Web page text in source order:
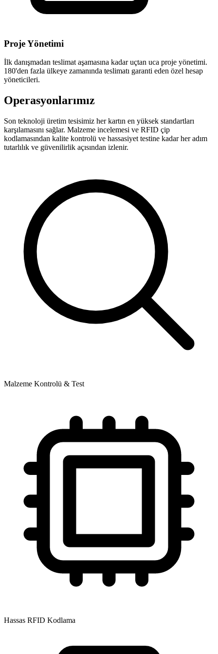
Proje Yönetimi
İlk danışmadan teslimat aşamasına kadar uçtan uca proje yönetimi.
180'den fazla ülkeye zamanında teslimatı garanti eden özel hesap
yöneticileri.
Operasyonlarımız
Son teknoloji üretim tesisimiz her kartın en yüksek standartları
karşılamasını sağlar. Malzeme incelemesi ve RFID çip
kodlamasından kalite kontrolü ve hassasiyet testine kadar her adım
tutarlılık ve güvenilirlik açısından izlenir.
Malzeme Kontrolü & Test
Hassas RFID Kodlama